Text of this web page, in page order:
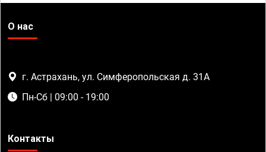
О нас
г. Астрахань, ул. Симферопольская д. 31А
Пн-Сб | 09:00 - 19:00
Контакты